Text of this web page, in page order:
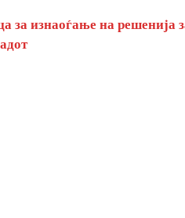
за изнаоѓање на решенија